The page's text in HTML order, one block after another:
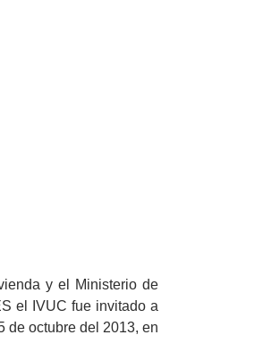
y el Ministerio de
el IVUC fue invitado a
de octubre del 2013, en